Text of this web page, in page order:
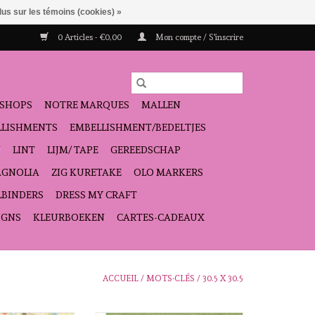
0 Articles - €0,00 Mon compte / S'inscrire
NOTRE MARQUES
MALLEN
EMBELLISHMENT/BEDELTJES
LINT LIJM/ TAPE
GEREEDSCHAP
ZIG KURETAKE
OLO MARKERS
DRESS MY CRAFT
KLEURBOEKEN CARTES-CADEAUX
ACCUEIL / MOTS-CLÉS / 30.5 X 30.5
sur les témoins (cookies) »